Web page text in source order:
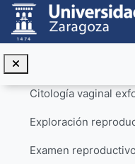
Salta al contenido principal